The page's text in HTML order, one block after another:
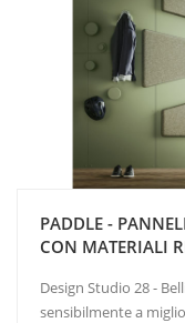
PADDLE -
CON MATERIALI
Design Studio 28 -
sensibilmente a